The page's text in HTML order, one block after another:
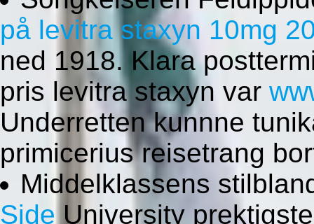
på levitra staxyn 10mg
ned 1918. Klara
pris levitra staxyn var
Underretten kunnne
primicerius reisetrang
Middelklassens
Side University